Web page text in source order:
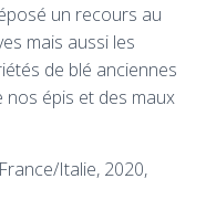
un recours au
mais aussi les
de blé anciennes
nos épis et des maux
Italie, 2020,